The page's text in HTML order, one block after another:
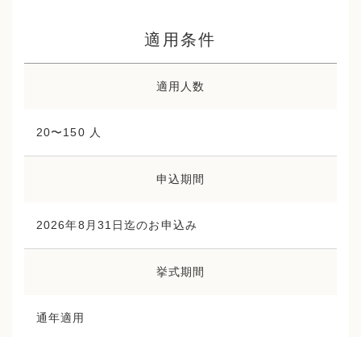
適用条件
適用人数
20〜150 人
申込期間
2026年8月31日迄のお申込み
挙式期間
通年適用